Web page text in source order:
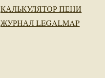
КАЛЬКУЛЯТОР ПЕНИ
ЖУРНАЛ LEGALMAP